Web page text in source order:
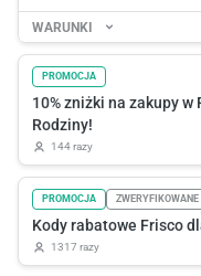
WARUNKI
PROMOCJA
10% zniżki na zakupy w
Rodziny!
144 razy
PROMOCJA
Kody rabatowe Frisco
1317 razy